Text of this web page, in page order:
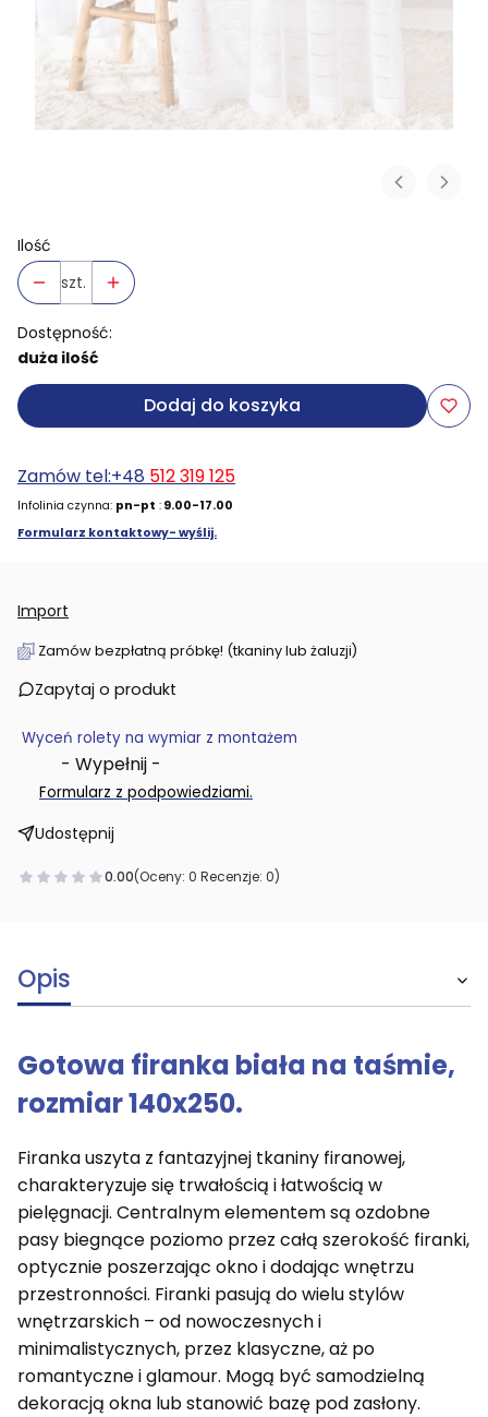
Ilość
szt.
Dostępność:
duża ilość
Dodaj do koszyka
Zamów tel:+48 512 319 125
Infolinia czynna: pn-pt : 9.00-17.00
Formularz kontaktowy- wyślij.
Import
Zamów bezpłatną próbkę! (tkaniny lub żaluzji)
Zapytaj o produkt
Wyceń rolety na wymiar z montażem
- Wypełnij -
Formularz z podpowiedziami.
Udostępnij
0.00(Oceny: 0 Recenzje: 0)
Opis
Gotowa firanka biała na taśmie,
rozmiar 140x250.
Firanka uszyta z fantazyjnej tkaniny firanowej,
charakteryzuje się trwałością i łatwością w
pielęgnacji. Centralnym elementem są ozdobne
pasy biegnące poziomo przez całą szerokość firanki,
optycznie poszerzając okno i dodając wnętrzu
przestronności. Firanki pasują do wielu stylów
wnętrzarskich – od nowoczesnych i
minimalistycznych, przez klasyczne, aż po
romantyczne i glamour. Mogą być samodzielną
dekoracją okna lub stanowić bazę pod zasłony.